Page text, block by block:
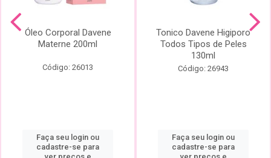
Óleo Corporal Davene
Materne 200ml
Código: 26013
Faça seu login ou
cadastre-se para
Tonico Davene Higiporo
Todos Tipos de Peles
130ml
Código: 26943
Faça seu login ou
cadastre-se para